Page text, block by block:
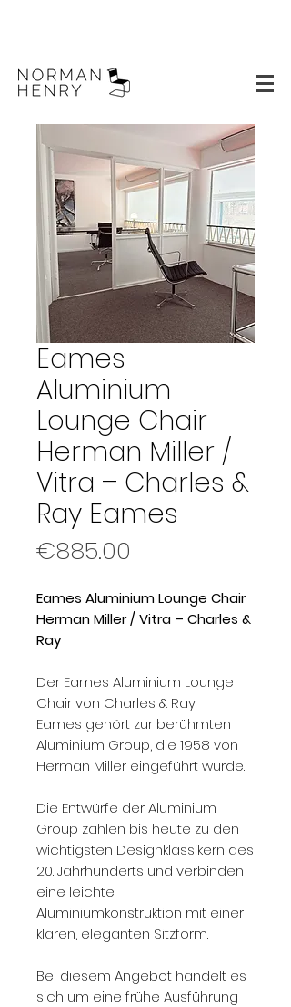
Eames
Aluminium
Lounge Chair
Herman Miller /
Vitra – Charles &
Ray Eames
€885.00
Eames Aluminium Lounge Chair
Herman Miller / Vitra – Charles &
Ray
Der Eames Aluminium Lounge
Chair von Charles & Ray
Eames gehört zur berühmten
Aluminium Group, die 1958 von
Herman Miller eingeführt wurde.
Die Entwürfe der Aluminium
Group zählen bis heute zu den
wichtigsten Designklassikern des
20. Jahrhunderts und verbinden
eine leichte
Aluminiumkonstruktion mit einer
klaren, eleganten Sitzform.
Bei diesem Angebot handelt es
sich um eine frühe Ausführung